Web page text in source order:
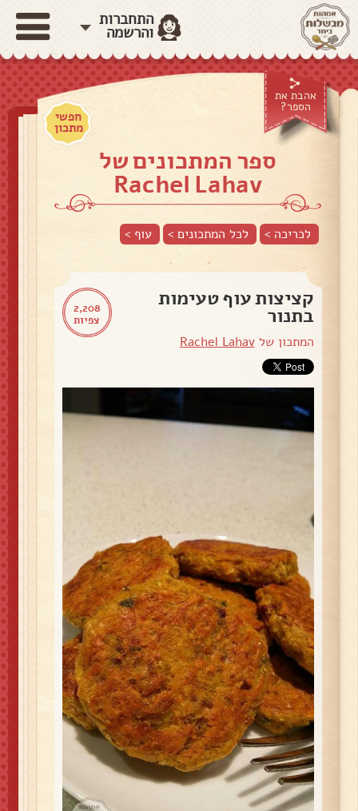
התחברות
והרשמה
אהבת את
הספר?
חפשי
מתכון
ספר המתכונים של
Rachel Lahav
לכריכה > לכל המתכונים > עוף >
2,208
צפיות
קציצות עוף טעימות
בתנור
המתכון שלRachel Lahav